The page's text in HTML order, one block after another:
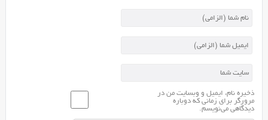
ذخیره نام، ایمیل و وبسایت من در
مرورگر برای زمانی که دوباره
دیدگاهی می‌نویسم.